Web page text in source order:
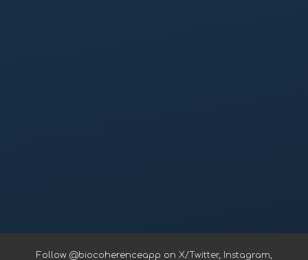
Follow @biocoherenceapp on X/Twitter, Instagram,